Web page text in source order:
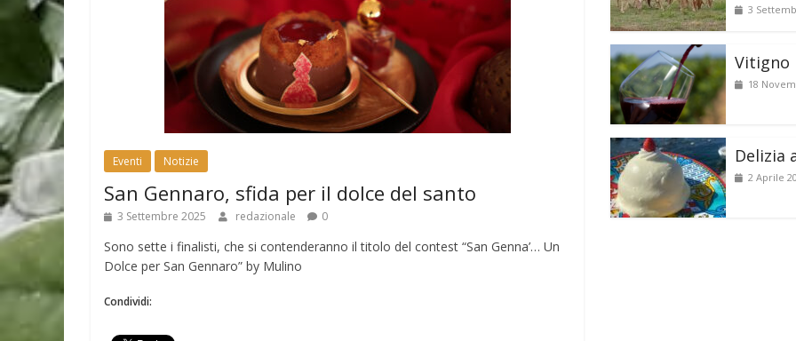
Eventi Notizie
San Gennaro, sfida per il dolce del santo
3 Settembre 2025 redazionale 0
Sono sette i finalisti, che si contenderanno il titolo del contest “San Genna’… Un
Dolce per San Gennaro” by Mulino
Condividi:
3
Vitigno
18
Delizia
2 Aprile